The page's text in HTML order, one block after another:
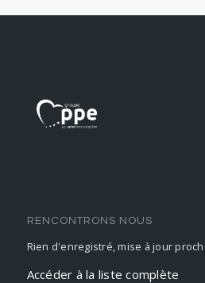
RENCONTRONS NOUS
Rien d'enregistré, mise à jour
Accéder à la liste complète